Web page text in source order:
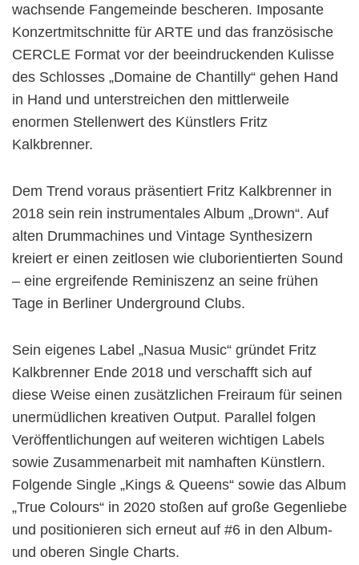
wachsende Fangemeinde bescheren. Imposante
Konzertmitschnitte für ARTE und das französische
CERCLE Format vor der beeindruckenden Kulisse
des Schlosses „Domaine de Chantilly“ gehen Hand
in Hand und unterstreichen den mittlerweile
enormen Stellenwert des Künstlers Fritz
Kalkbrenner.
Dem Trend voraus präsentiert Fritz Kalkbrenner in
2018 sein rein instrumentales Album „Drown“. Auf
alten Drummachines und Vintage Synthesizern
kreiert er einen zeitlosen wie cluborientierten Sound
– eine ergreifende Reminiszenz an seine frühen
Tage in Berliner Underground Clubs.
Sein eigenes Label „Nasua Music“ gründet Fritz
Kalkbrenner Ende 2018 und verschafft sich auf
diese Weise einen zusätzlichen Freiraum für seinen
unermüdlichen kreativen Output. Parallel folgen
Veröffentlichungen auf weiteren wichtigen Labels
sowie Zusammenarbeit mit namhaften Künstlern.
Folgende Single „Kings & Queens“ sowie das Album
„True Colours“ in 2020 stoßen auf große Gegenliebe
und positionieren sich erneut auf #6 in den Album-
und oberen Single Charts.